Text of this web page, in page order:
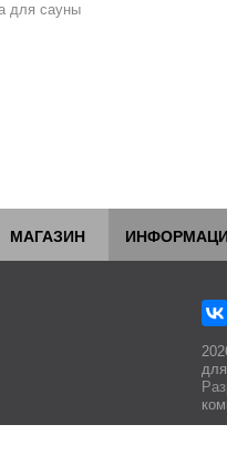
для сауны
МАГАЗИН